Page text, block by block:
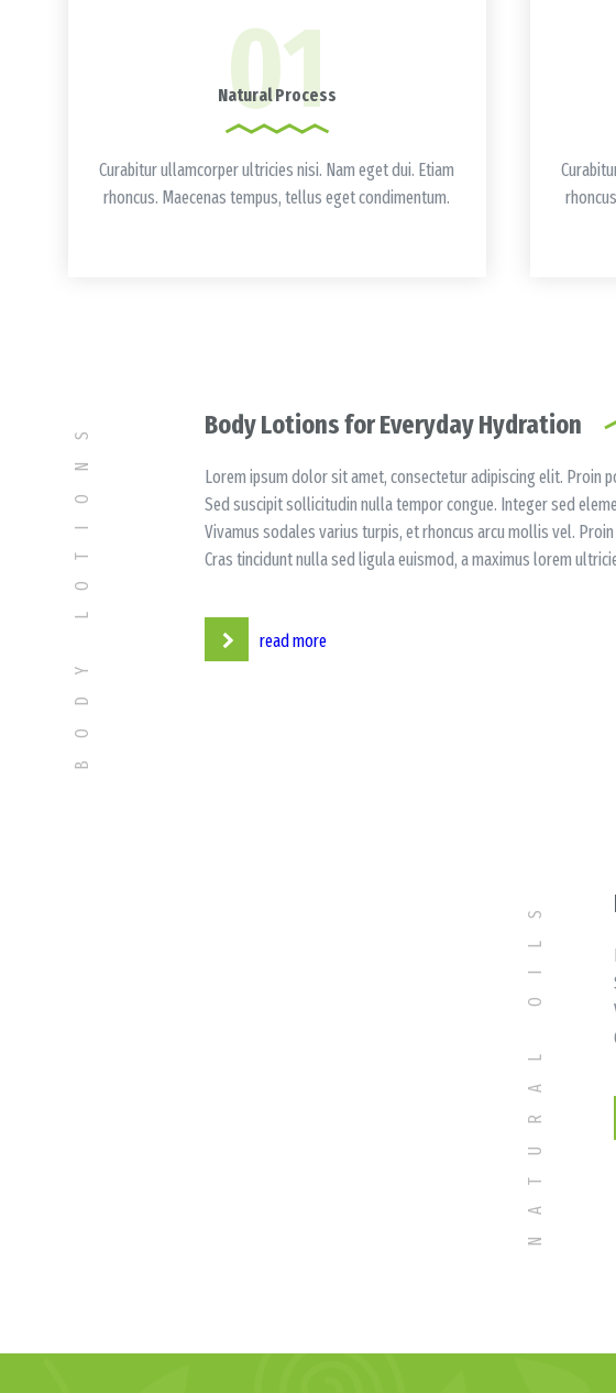
01
Natural Process
Curabitur ullamcorper ultricies nisi. Nam eget dui. Etiam
rhoncus. Maecenas tempus, tellus eget condimentum.
BODY LOTIONS Body Lotions for Everyday Hydration
Lorem ipsum dolor sit amet, consectetur adipiscing elit. Proin
Sed suscipit sollicitudin nulla tempor congue. Integer sed
Vivamus sodales varius turpis, et rhoncus arcu mollis vel.
Cras tincidunt nulla sed ligula euismod, a maximus lorem
read more
NATURAL OILS